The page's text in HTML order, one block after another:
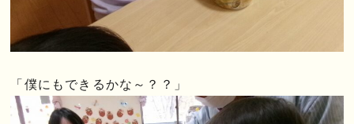
「僕にもできるかな～？？」